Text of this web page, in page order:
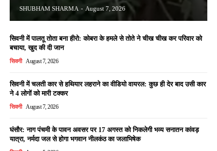
SHUBHAM SHARMA - August 7, 2026
सिवनी में पालतू तोता बना हीरो: कोबरा के हमले से तोते ने चीख चीख कर परिवार को
बचाया, खुद की दी जान
सिवनी August 7, 2026
सिवनी में चलती कार से हथियार लहराने का वीडियो वायरल: कुछ ही देर बाद उसी कार
ने 4 लोगों को मारी टक्कर
सिवनी August 7, 2026
घंसौर: नाग पंचमी के पावन अवसर पर 17 अगस्त को निकलेगी भव्य सनातन कांवड़
यात्रा, नर्मदा जल से होगा भगवान नीलकंठ का जलाभिषेक